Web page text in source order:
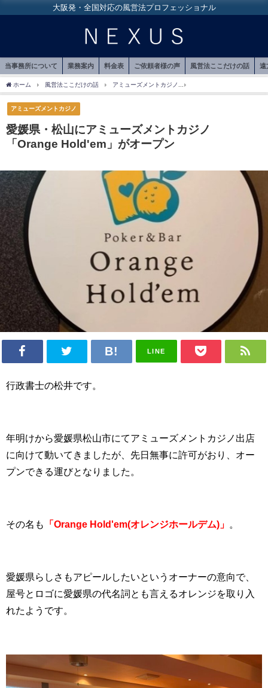
大阪発・全国対応の風営法プロフェッショナル
当事務所について 業務案内 料金表 ご依頼者様の声 風営法ここだけの話 遠
ホーム 風営法ここだけの話 アミューズメントカジノ
アミューズメントカジノ
愛媛県・松山にアミューズメントカジノ
「Orange Hold'em」がオープン
LINE
行政書士の松井です。
年明けから愛媛県松山市にてアミューズメントカジノ出店
に向けて動いてきましたが、先日無事に許可がおり、オー
プンできる運びとなりました。
その名も 「Orange Hold'em(オレンジホールデム)」
愛媛県らしさもアピールしたいというオーナーの意向で、
屋号とロゴに愛媛県の代名詞とも言えるオレンジを取り入
れたようです。